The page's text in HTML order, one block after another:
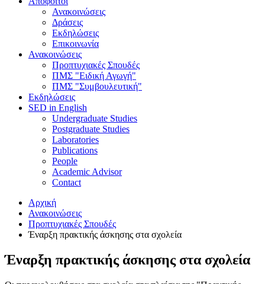
Ανακοινώσεις
Δράσεις
Εκδηλώσεις
Επικοινωνία
Ανακοινώσεις
Προπτυχιακές Σπουδές
ΠΜΣ "Ειδική Αγωγή"
ΠΜΣ "Συμβουλευτική"
Εκδηλώσεις
SED in English
Undergraduate Studies
Postgraduate Studies
Laboratories
Publications
People
Academic Advisor
Contact
Αρχική
Ανακοινώσεις
Προπτυχιακές Σπουδές
Έναρξη πρακτικής άσκησης στα σχολεία
Έναρξη πρακτικής άσκησης στα σχολεία